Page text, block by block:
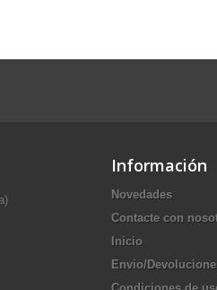
Información
Novedades
Contacte con
Inicio
Envio/